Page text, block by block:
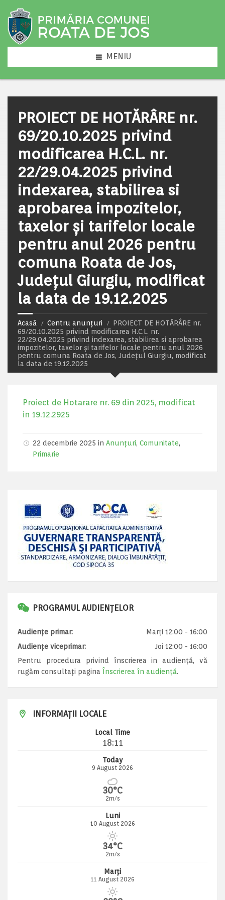
MENIU
PROIECT DE HOTĂRÂRE nr.
69/20.10.2025 privind
modificarea H.C.L. nr.
22/29.04.2025 privind
indexarea, stabilirea si
aprobarea impozitelor,
taxelor și tarifelor locale
pentru anul 2026 pentru
comuna Roata de Jos,
Județul Giurgiu, modificat
la data de 19.12.2025
Acasă Centru anunțuri
PROIECT DE HOTĂRÂRE nr.
69/20.10.2025 privind modificarea H.C.L. nr.
22/29.04.2025 privind indexarea, stabilirea si aprobarea
impozitelor, taxelor și tarifelor locale pentru anul 2026
pentru comuna Roata de Jos, Județul Giurgiu, modificat
la data de 19.12.2025
Proiect de Hotarare nr. 69 din 2025, modificat
in 19.12.2925
22 decembrie 2025 in Anunțuri, Comunitate,
Primarie
PROGRAMUL AUDIENȚELOR
Audiențe primar:
Marți 12:00 - 16:00
Audiențe viceprimar:
Joi 12:00 - 16:00
Pentru procedura privind înscrierea in audiență, vă
rugăm consultați pagina Înscrierea în audiență.
INFORMAȚII LOCALE
Local Time
18:11
Today
9 August 2026
30°C
2m/s
Luni
10 August 2026
34°C
2m/s
Marți
11 August 2026